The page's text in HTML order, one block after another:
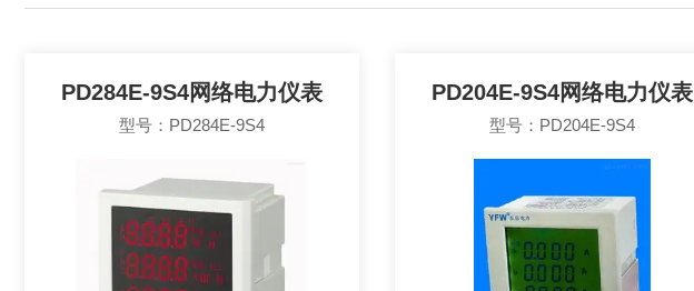
PD284E-9S4网络电力仪表
型号：PD284E-9S4
PD204E-9S4网络电力仪表
型号：PD204E-9S4